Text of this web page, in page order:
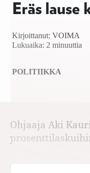
Eräs lause
Kirjoittanut: VOIMA
Lukuaika: 2 minuuttia
POLITIIKKA
Ohjaaja Aki